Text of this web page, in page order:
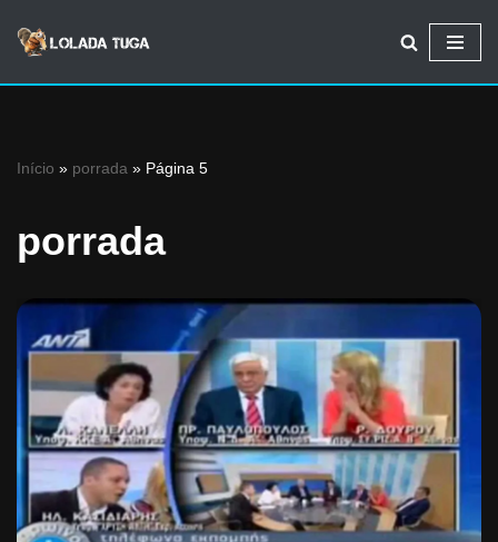
Avançar
Início » porrada » Página 5
porrada